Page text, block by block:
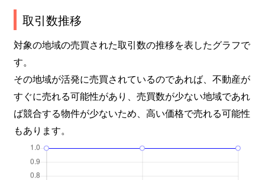
取引数推移
対象の地域の売買された取引数の推移を表したグラフで
す。
その地域が活発に売買されているのであれば、不動産が
すぐに売れる可能性があり、売買数が少ない地域であれ
ば競合する物件が少ないため、高い価格で売れる可能性
もあります。